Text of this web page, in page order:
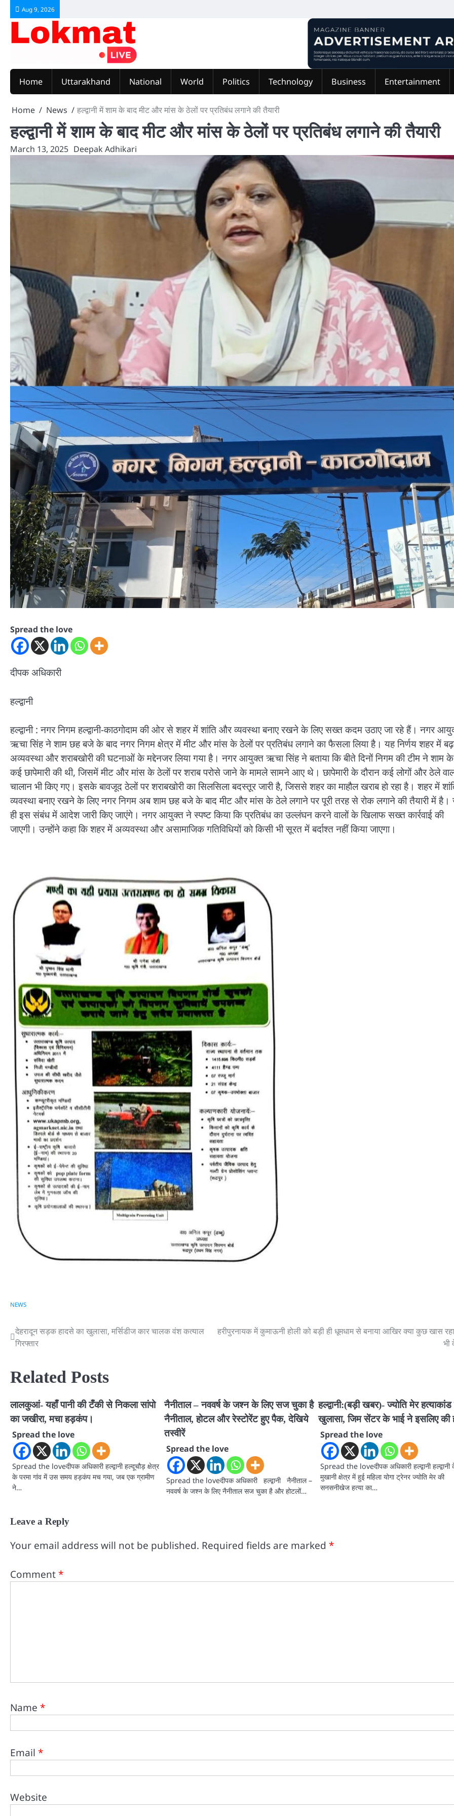
Aug 9, 2026
Home Uttarakhand National World Politics Technology Business Entertainment
Home News हल्द्वानी में शाम के बाद मीट और मांस के ठेलों पर प्रतिबंध लगाने की तैयारी
हल्द्वानी में शाम के बाद मीट और मांस के ठेलों पर प्रतिबंध लगाने की तैयारी
March 13, 2025 Deepak Adhikari
Spread the love
दीपक अधिकारी
हल्द्वानी
हल्द्वानी : नगर निगम हल्द्वानी-काठगोदाम की ओर से शहर में शांति और व्यवस्था बनाए रखने के लिए सख्त कदम उठाए जा रहे हैं। नगर
ऋचा सिंह ने शाम छह बजे के बाद नगर निगम क्षेत्र में मीट और मांस के ठेलों पर प्रतिबंध लगाने का फैसला लिया है। यह निर्णय शहर में
अव्यवस्था और शराबखोरी की घटनाओं के मद्देनजर लिया गया है। नगर आयुक्त ऋचा सिंह ने बताया कि बीते दिनों निगम की टीम ने शाम
कई छापेमारी की थी, जिसमें मीट और मांस के ठेलों पर शराब परोसे जाने के मामले सामने आए थे। छापेमारी के दौरान कई लोगों और ठेले
चालान भी किए गए। इसके बावजूद ठेलों पर शराबखोरी का सिलसिला बदस्तूर जारी है, जिससे शहर का माहौल खराब हो रहा है। शहर में
व्यवस्था बनाए रखने के लिए नगर निगम अब शाम छह बजे के बाद मीट और मांस के ठेले लगाने पर पूरी तरह से रोक लगाने की तैयारी में है।
ही इस संबंध में आदेश जारी किए जाएंगे। नगर आयुक्त ने स्पष्ट किया कि प्रतिबंध का उल्लंघन करने वालों के खिलाफ सख्त कार्रवाई की
जाएगी। उन्होंने कहा कि शहर में अव्यवस्था और असामाजिक गतिविधियों को किसी भी सूरत में बर्दाश्त नहीं किया जाएगा।
NEWS
Post
देहरादून सड़क हादसे का खुलासा, मर्सिडीज कार चालक वंश कत्याल
गिरफ्तार
हरीपुरनायक में कुमाऊनी होली को बड़ी ही धूमधाम से बनाया आखिर क्या कुछ खास
भी
Related Posts
लालकुआं- यहाँ पानी की टँकी से निकला सांपो
का जखीरा, मचा हड़कंप।
Spread the love
Spread the loveदीपक अधिकारी हल्द्वानी हल्दूचौड़ क्षेत्र
के परमा गांव में उस समय हड़कंप मच गया, जब एक ग्रामीण
ने…
नैनीताल – नववर्ष के जश्न के लिए सज चुका है
नैनीताल, होटल और रेस्टोरेंट हुए पैक, देखिये
तस्वीरें
Spread the love
Spread the loveदीपक अधिकारी हल्द्वानी नैनीताल –
नववर्ष के जश्न के लिए नैनीताल सज चुका है और होटलों…
हल्द्वानी:(बड़ी खबर)- ज्योति मेर
खुलासा, जिम सेंटर के भाई ने इसलिए की
Spread the love
Spread the loveदीपक अधिकारी हल्द्वानी हल्द्वानी
मुखानी क्षेत्र में हुई महिला योगा ट्रेनर ज्योति मेर की
सनसनीखेज हत्या का…
Leave a Reply
Your email address will not be published. Required fields are marked *
Comment*
Name *
Email *
Website